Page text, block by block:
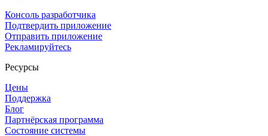
Консоль разработчика
Подтвердить приложение
Отправить приложение
Рекламируйтесь
Ресурсы
Цены
Поддержка
Блог
Партнёрская программа
Состояние системы